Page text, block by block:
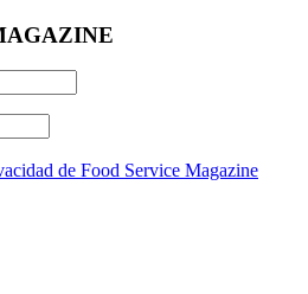
de Food Service Magazine